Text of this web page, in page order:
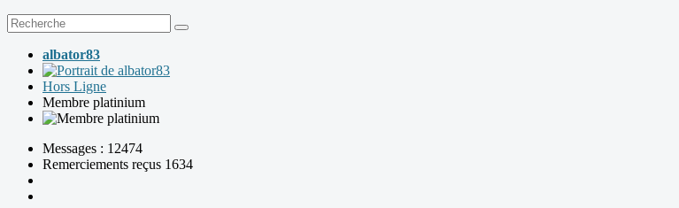
albator83
Hors Ligne
Membre platinium
Messages : 12474
Remerciements reçus 1634